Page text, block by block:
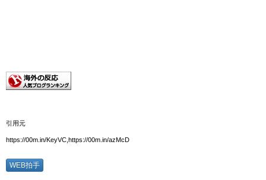
引用元
https://00m.in/KeyVC,https://00m.in/azMcD
WEB拍手